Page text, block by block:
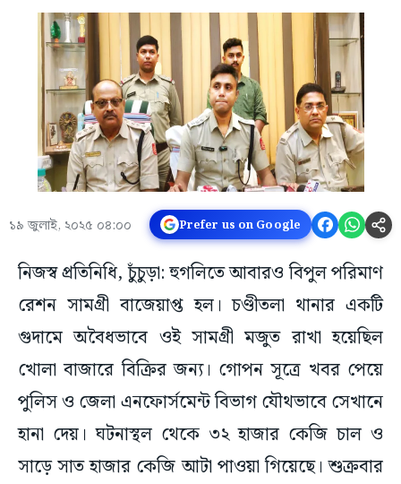
১৯ জুলাই, ২০২৫ ০৪:০০ Prefer us on Google
নিজস্ব প্রতিনিধি, চুঁচুড়া: হুগলিতে আবারও বিপুল পরিমাণ
রেশন সামগ্রী বাজেয়াপ্ত হল। চণ্ডীতলা থানার একটি
গুদামে অবৈধভাবে ওই সামগ্রী মজুত রাখা হয়েছিল
খোলা বাজারে বিক্রির জন্য। গোপন সূত্রে খবর পেয়ে
পুলিস ও জেলা এনফোর্সমেন্ট বিভাগ যৌথভাবে সেখানে
হানা দেয়। ঘটনাস্থল থেকে ৩২ হাজার কেজি চাল ও
সাড়ে সাত হাজার কেজি আটা পাওয়া গিয়েছে। শুক্রবার